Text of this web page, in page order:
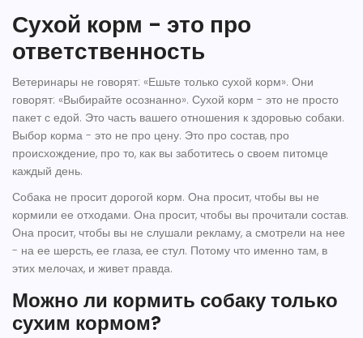
Сухой корм - это про
ответственность
Ветеринары не говорят: «Ешьте только сухой корм». Они
говорят: «Выбирайте осознанно». Сухой корм - это не просто
пакет с едой. Это часть вашего отношения к здоровью собаки.
Выбор корма - это не про цену. Это про состав, про
происхождение, про то, как вы заботитесь о своем питомце
каждый день.
Собака не просит дорогой корм. Она просит, чтобы вы не
кормили ее отходами. Она просит, чтобы вы прочитали состав.
Она просит, чтобы вы не слушали рекламу, а смотрели на нее
- на ее шерсть, ее глаза, ее стул. Потому что именно там, в
этих мелочах, и живет правда.
Можно ли кормить собаку только
сухим кормом?